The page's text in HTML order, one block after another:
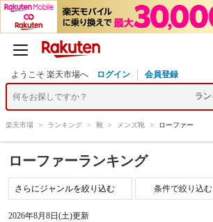
ようこそ 楽天市場へ ログイン 会員登録
楽天市場 > ランキング > 靴 > メンズ靴 > ローファー
ローファーランキング
条件で絞り込む
2026年8月8日(土)更新